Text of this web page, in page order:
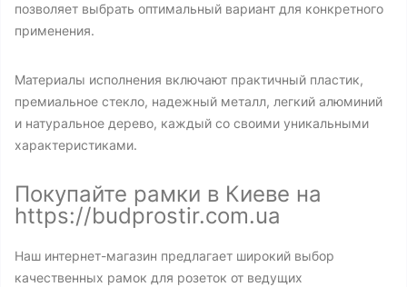
позволяет выбрать оптимальный вариант для конкретного
применения.
Материалы исполнения включают практичный пластик,
премиальное стекло, надежный металл, легкий алюминий
и натуральное дерево, каждый со своими уникальными
характеристиками.
Покупайте рамки в Киеве на
https://budprostir.com.ua
Наш интернет-магазин предлагает широкий выбор
качественных рамок для розеток от ведущих